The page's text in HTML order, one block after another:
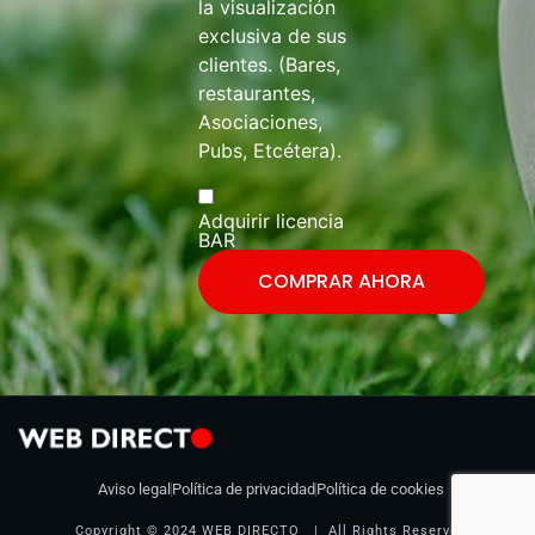
la visualización
exclusiva de sus
clientes. (Bares,
restaurantes,
Asociaciones,
Pubs, Etcétera).
Adquirir licencia
BAR
COMPRAR AHORA
Aviso legal Política de privacidad Política de cookies
Copyright © 2024 WEB DIRECTO | All Rights Reserved